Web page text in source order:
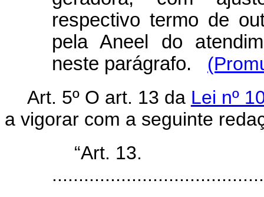
respectivo termo de
pela Aneel do
neste parágrafo.
Art. 5º O art. 13 da Lei nº
a vigorar com a seguinte
“Art. 13.